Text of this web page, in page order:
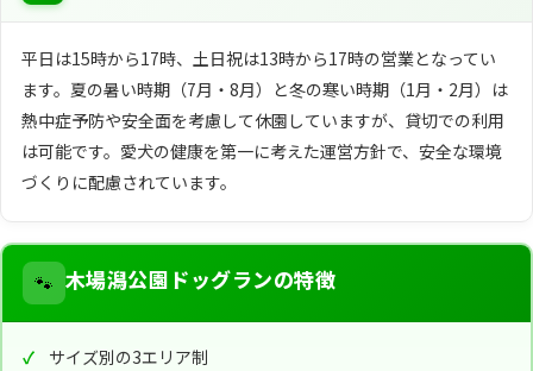
平日は15時から17時、土日祝は13時から17時の営業となってい
ます。夏の暑い時期（7月・8月）と冬の寒い時期（1月・2月）は
熱中症予防や安全面を考慮して休園していますが、貸切での利用
は可能です。愛犬の健康を第一に考えた運営方針で、安全な環境
づくりに配慮されています。
🐾 木場潟公園ドッグランの特徴
サイズ別の3エリア制